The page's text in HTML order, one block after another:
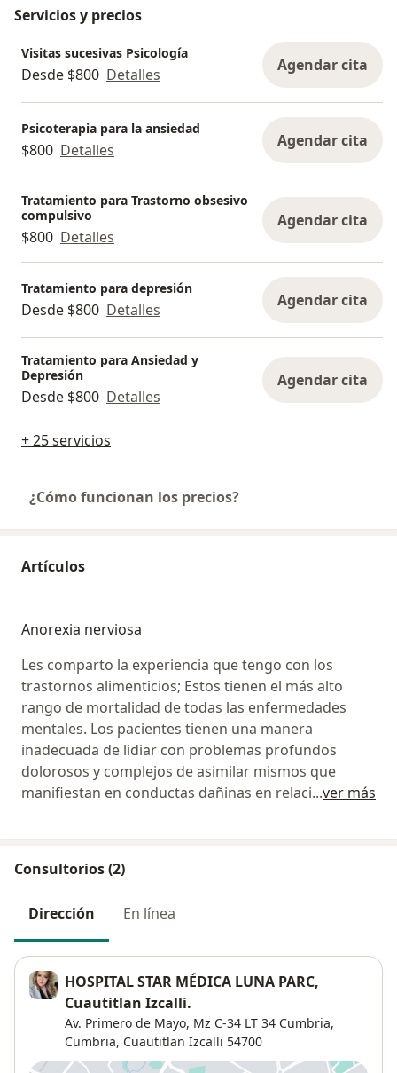
Servicios y precios
Visitas sucesivas Psicología
Desde $800 Detalles Agendar cita
Psicoterapia para la ansiedad
$800 Detalles Agendar cita
Tratamiento para Trastorno obsesivo
compulsivo
$800 Detalles
Agendar cita
Tratamiento para depresión
Desde $800 Detalles Agendar cita
Tratamiento para Ansiedad y
Depresión
Desde $800 Detalles
Agendar cita
+ 25 servicios
¿Cómo funcionan los precios?
Artículos
Anorexia nerviosa
Les comparto la experiencia que tengo con los
trastornos alimenticios; Estos tienen el más alto
rango de mortalidad de todas las enfermedades
mentales. Los pacientes tienen una manera
inadecuada de lidiar con problemas profundos
dolorosos y complejos de asimilar mismos que
manifiestan en conductas dañinas en relaci...ver más
Consultorios (2)
Dirección En línea
HOSPITAL STAR MÉDICA LUNA PARC,
Cuautitlan Izcalli.
Av. Primero de Mayo, Mz C-34 LT 34 Cumbria,
Cumbria, Cuautitlan Izcalli 54700